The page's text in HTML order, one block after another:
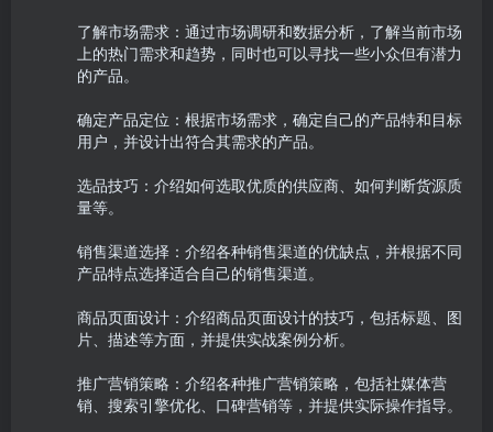
了解市场需求：通过市场调研和数据分析，了解当前市场
上的热门需求和趋势，同时也可以寻找一些小众但有潜力
的产品。
确定产品定位：根据市场需求，确定自己的产品特和目标
用户，并设计出符合其需求的产品。
选品技巧：介绍如何选取优质的供应商、如何判断货源质
量等。
销售渠道选择：介绍各种销售渠道的优缺点，并根据不同
产品特点选择适合自己的销售渠道。
商品页面设计：介绍商品页面设计的技巧，包括标题、图
片、描述等方面，并提供实战案例分析。
推广营销策略：介绍各种推广营销策略，包括社媒体营
销、搜索引擎优化、口碑营销等，并提供实际操作指导。